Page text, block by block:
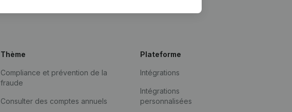
Thème
Compliance et prévention de la
fraude
Consulter des comptes annuels
Plateforme
Intégrations
Intégrations
personnalisées